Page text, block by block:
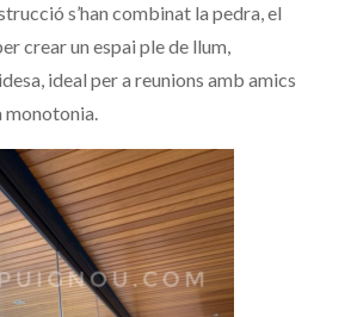
s’han combinat la pedra, el
crear un espai ple de llum,
ideal per a reunions amb amics
monotonia.